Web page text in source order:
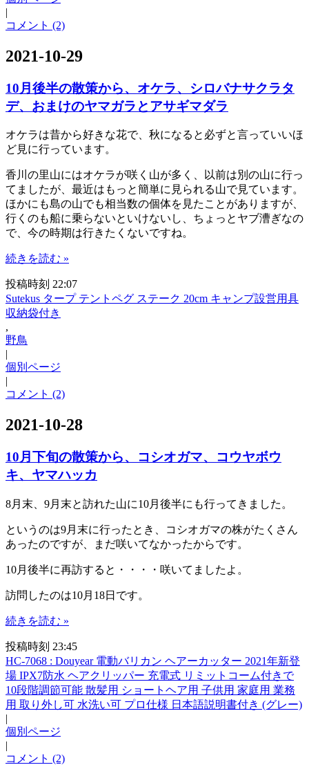
|
コメント (2)
2021-10-29
10月後半の散策から、オケラ、シロバナサクラタ
デ、おまけのヤマガラとアサギマダラ
オケラは昔から好きな花で、秋になると必ずと言っていいほ
ど見に行っています。
香川の里山にはオケラが咲く山が多く、以前は別の山に行っ
てましたが、最近はもっと簡単に見られる山で見ています。
ほかにも島の山でも相当数の個体を見たことがありますが、
行くのも船に乗らないといけないし、ちょっとヤブ漕ぎなの
で、今の時期は行きたくないですね。
続きを読む »
投稿時刻 22:07
Sutekus タープ テントペグ ステーク 20cm キャンプ設営用具
収納袋付き
,
野鳥
|
個別ページ
|
コメント (2)
2021-10-28
10月下旬の散策から、コシオガマ、コウヤボウ
キ、ヤマハッカ
8月末、9月末と訪れた山に10月後半にも行ってきました。
というのは9月末に行ったとき、コシオガマの株がたくさん
あったのですが、まだ咲いてなかったからです。
10月後半に再訪すると・・・・咲いてましたよ。
訪問したのは10月18日です。
続きを読む »
投稿時刻 23:45
HC-7068 : Douyear 電動バリカン ヘアーカッター 2021年新登
場 IPX7防水 ヘアクリッパー 充電式 リミットコーム付きで
10段階調節可能 散髪用 ショートヘア用 子供用 家庭用 業務
用 取り外し可 水洗い可 プロ仕様 日本語説明書付き (グレー)
|
個別ページ
|
コメント (2)